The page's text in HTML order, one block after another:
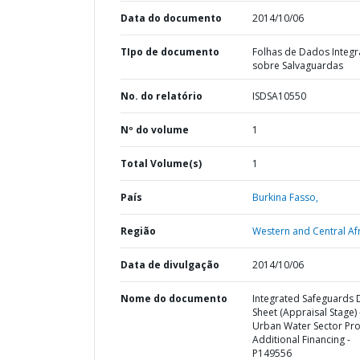
Data do documento 2014/10/06
TIpo de documento
Folhas de Dados
sobre Salvaguardas
No. do relatório ISDSA10550
Nº do volume 1
Total Volume(s) 1
País Burkina Fasso,
Região Western and Central
Data de divulgação 2014/10/06
Nome do documento
Integrated Safeguards
Sheet (Appraisal Stage)
Urban Water Sector
Additional Financing -
P149556